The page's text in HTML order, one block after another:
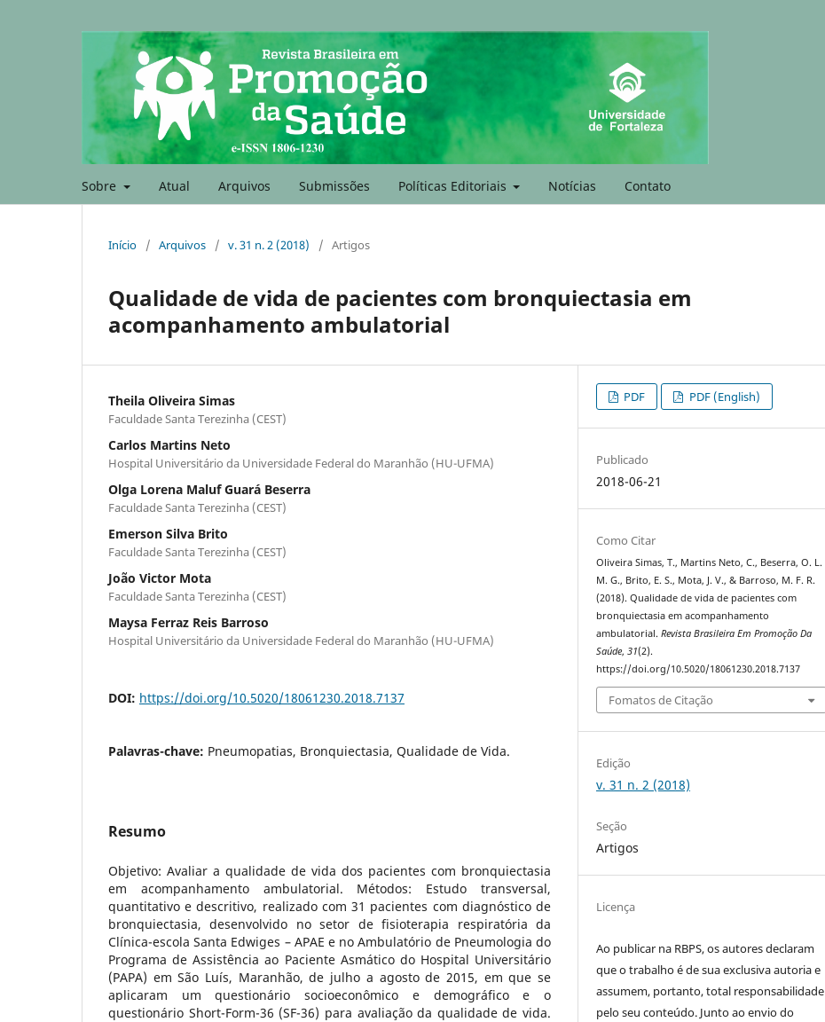
Sobre Atual Arquivos Submissões Políticas Editoriais Notícias Contato
Início / Arquivos / v. 31 n. 2 (2018) / Artigos
Qualidade de vida de pacientes com bronquiectasia em
acompanhamento ambulatorial
Theila Oliveira Simas
Faculdade Santa Terezinha (CEST)
Carlos Martins Neto
Hospital Universitário da Universidade Federal do Maranhão (HU-UFMA)
Olga Lorena Maluf Guará Beserra
Faculdade Santa Terezinha (CEST)
Emerson Silva Brito
Faculdade Santa Terezinha (CEST)
João Victor Mota
Faculdade Santa Terezinha (CEST)
Maysa Ferraz Reis Barroso
Hospital Universitário da Universidade Federal do Maranhão (HU-UFMA)
DOI: https://doi.org/10.5020/18061230.2018.7137
Palavras-chave: Pneumopatias, Bronquiectasia, Qualidade de Vida.
Resumo
Objetivo: Avaliar a qualidade de vida dos pacientes com bronquiectasia
em acompanhamento ambulatorial. Métodos: Estudo transversal,
quantitativo e descritivo, realizado com 31 pacientes com diagnóstico de
bronquiectasia, desenvolvido no setor de fisioterapia respiratória da
Clínica-escola Santa Edwiges – APAE e no Ambulatório de Pneumologia do
Programa de Assistência ao Paciente Asmático do Hospital Universitário
(PAPA) em São Luís, Maranhão, de julho a agosto de 2015, em que se
aplicaram um questionário socioeconômico e demográfico e o
questionário Short-Form-36 (SF-36) para avaliação da qualidade de vida.
PDF PDF (English)
Publicado
2018-06-21
Como Citar
Oliveira Simas, T., Martins Neto, C., Beserra, O. L.
M. G., Brito, E. S., Mota, J. V., & Barroso, M. F. R.
(2018). Qualidade de vida de pacientes com
bronquiectasia em acompanhamento
ambulatorial.Revista Brasileira Em Promoção Da
Saúde,31(2).
https://doi.org/10.5020/18061230.2018.7137
Fomatos de Citação
Edição
v. 31 n. 2 (2018)
Seção
Artigos
Licença
Ao publicar na RBPS, os autores declaram
que o trabalho é de sua exclusiva autoria e
assumem, portanto, total responsabilidade
pelo seu conteúdo. Junto ao envio do